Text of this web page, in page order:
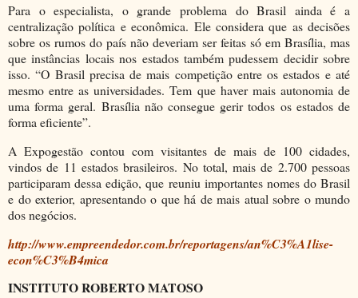
Para o especialista, o grande problema do Brasil ainda é a
centralização política e econômica. Ele considera que as decisões
sobre os rumos do país não deveriam ser feitas só em Brasília, mas
que instâncias locais nos estados também pudessem decidir sobre
isso. “O Brasil precisa de mais competição entre os estados e até
mesmo entre as universidades. Tem que haver mais autonomia de
uma forma geral. Brasília não consegue gerir todos os estados de
forma eficiente”.
A Expogestão contou com visitantes de mais de 100 cidades,
vindos de 11 estados brasileiros. No total, mais de 2.700 pessoas
participaram dessa edição, que reuniu importantes nomes do Brasil
e do exterior, apresentando o que há de mais atual sobre o mundo
dos negócios.
http://www.empreendedor.com.br/reportagens/an%C3%A1lise-
econ%C3%B4mica
INSTITUTO ROBERTO MATOSO